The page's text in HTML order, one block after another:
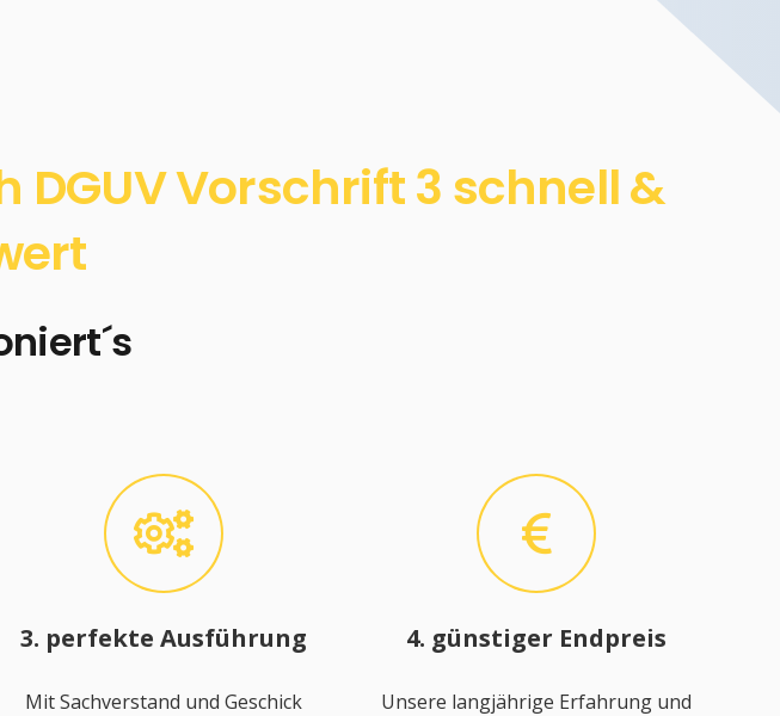
DGUV Vorschrift 3 schnell &
3. perfekte Ausführung
Mit Sachverstand und Geschick
4. günstiger Endpreis
Unsere langjährige Erfahrung und